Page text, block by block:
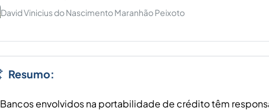
David Vinicius do Nascimento Maranhão Peixoto
Resumo:
Bancos envolvidos na portabilidade de crédito têm